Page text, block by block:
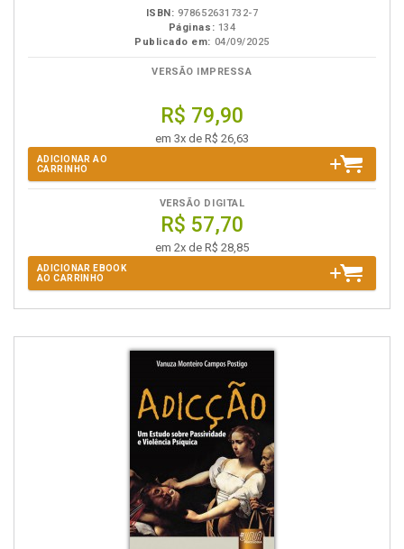
ISBN: 978652631732-7
Páginas: 134
Publicado em: 04/09/2025
VERSÃO IMPRESSA
R$ 79,90
em 3x de R$ 26,63
ADICIONAR AO
CARRINHO
VERSÃO DIGITAL
R$ 57,70
em 2x de R$ 28,85
ADICIONAR EBOOK
AO CARRINHO